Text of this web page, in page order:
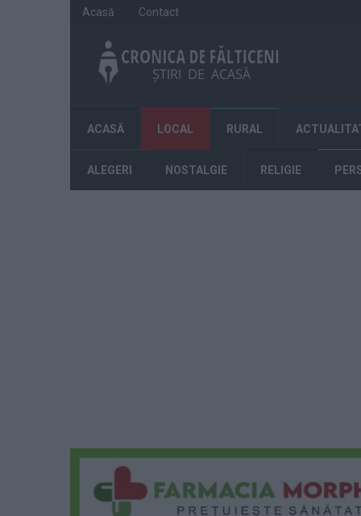
Acasă Contact
ACASĂ LOCAL RURAL
ALEGERI NOSTALGIE RELIGIE